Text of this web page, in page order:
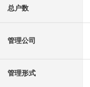
总户数
管理公司
管理形式